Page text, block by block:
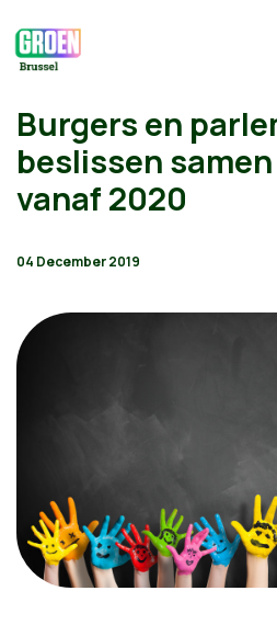
Burgers en
beslissen
vanaf 2020
04 December 2019